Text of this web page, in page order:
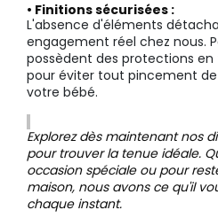
• Finitions sécurisées :
L'absence d'éléments
engagement réel chez nous.
possèdent des protections
pour éviter tout pincement de
votre bébé.
Explorez dès maintenant nos
pour trouver la tenue idéale.
occasion spéciale ou pour
maison, nous avons ce qu'il
chaque instant.